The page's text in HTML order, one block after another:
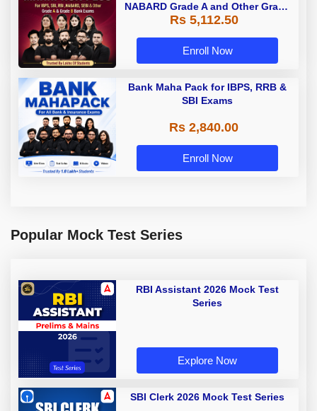
NABARD Grade A and Other Grade
A & Grade B Bank Exams
Rs 5,112.50
Enroll Now
Bank Maha Pack for IBPS, RRB &
SBI Exams
Rs 2,840.00
Enroll Now
Popular Mock Test Series
RBI Assistant 2026 Mock Test
Series
Explore Now
SBI Clerk 2026 Mock Test Series